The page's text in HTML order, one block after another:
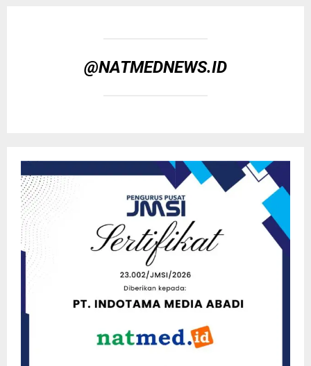
@NATMEDNEWS.ID